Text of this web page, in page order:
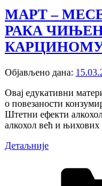
МАРТ –
РАКА
Објављено дана:
Овај едукативни
о повезаности
Штетни ефекти
алкохол већ и
Детаљније